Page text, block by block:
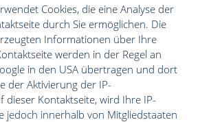
Cookies, die eine Analyse der
durch Sie ermöglichen. Die
Informationen über Ihre
werden in der Regel an
in den USA übertragen und dort
der Aktivierung der IP-
dieser Kontaktseite, wird Ihre IP-
jedoch innerhalb von Mitgliedstaaten